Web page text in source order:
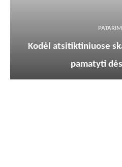
Kodėl atsitiktiniuose
pamatyti